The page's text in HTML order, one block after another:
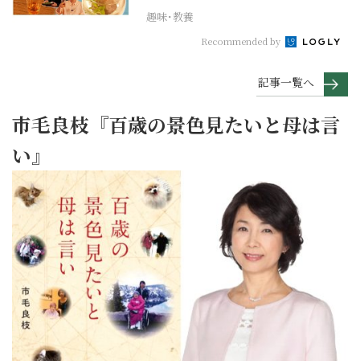
趣味･教養
Recommended by
記事一覧へ
市毛良枝『百歳の景色見たいと母は言
い』